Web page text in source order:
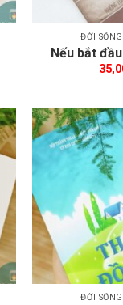
ĐỜI
Nếu bắt
ĐỜI